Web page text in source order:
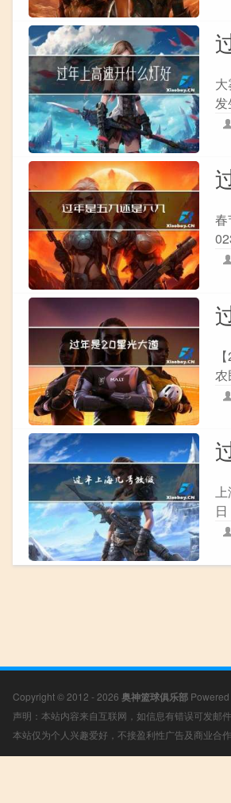
发
春
农
Copyright © 2012 - 2026 奥神篮球俱乐部
声明：本站内容来自互联网，如信息有错误可发邮
本站仅为个人兴趣爱好，不接盈利性广告及商业合作